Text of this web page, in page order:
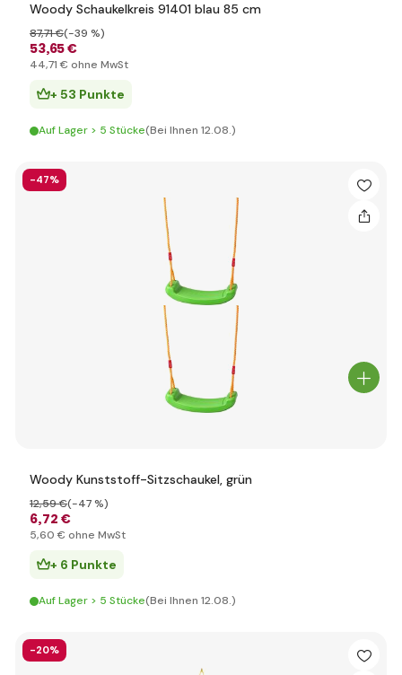
Woody Schaukelkreis 91401 blau 85 cm
53,65 €
87,71 €(-39 %)
44,71 € ohne MwSt
+ 53 Punkte
Auf Lager > 5 Stücke(Bei Ihnen 12.08.)
-47%
Woody Kunststoff-Sitzschaukel, grün
6,72 €
12,59 €(-47 %)
5,60 € ohne MwSt
+ 6 Punkte
Auf Lager > 5 Stücke(Bei Ihnen 12.08.)
-20%